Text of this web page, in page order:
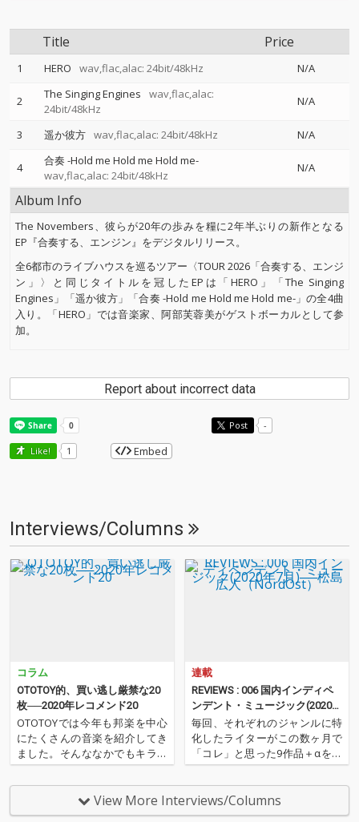
Title Price
1 HERO wav,flac,alac: 24bit/48kHz N/A
2 The Singing Engines
wav,flac,alac:
24bit/48kHz
N/A
3 遥か彼方 wav,flac,alac: 24bit/48kHz N/A
4
合奏 -Hold me Hold me Hold me-
wav,flac,alac: 24bit/48kHz
N/A
Album Info
The Novembers、彼らが20年の歩みを糧に2年半ぶりの新作となる
EP『合奏する、エンジン』をデジタルリリース。
全6都市のライブハウスを巡るツアー〈TOUR 2026「合奏する、エンジ
ン」〉と同じタイトルを冠したEPは「HERO」「The Singing
Engines」「遥か彼方」「合奏 -Hold me Hold me Hold me-」の全4曲
入り。「HERO」では音楽家、阿部芙蓉美がゲストボーカルとして参
加。
Report about incorrect data
Post -
Like! 1 Embed
Interviews/Columns
コラム
OTOTOY的、買い逃し厳禁な20
枚──2020年レコメンド20
OTOTOYでは今年も邦楽を中心
にたくさんの音楽を紹介してき
ました。そんななかでもキラリ
と光ったアルバムたちを20枚を
レコメンドいたします。まさに
買い逃し厳禁な20枚、2020年の
作品たちをこちらでお届けいた
連載
REVIEWS : 006 国内インディペ
ンデント・ミュージック(2020年
7月)──松島広人（NordOst）
毎回、それぞれのジャンルに特
化したライターがこの数ヶ月で
「コレ」と思った9作品＋αを紹
介するコーナー。ノーウェー
ヴ・バンドAIZのWeird Instrum
ents担当/ライターのNord Ost
（松島広人）が、2020年のムー
View More Interviews/Columns